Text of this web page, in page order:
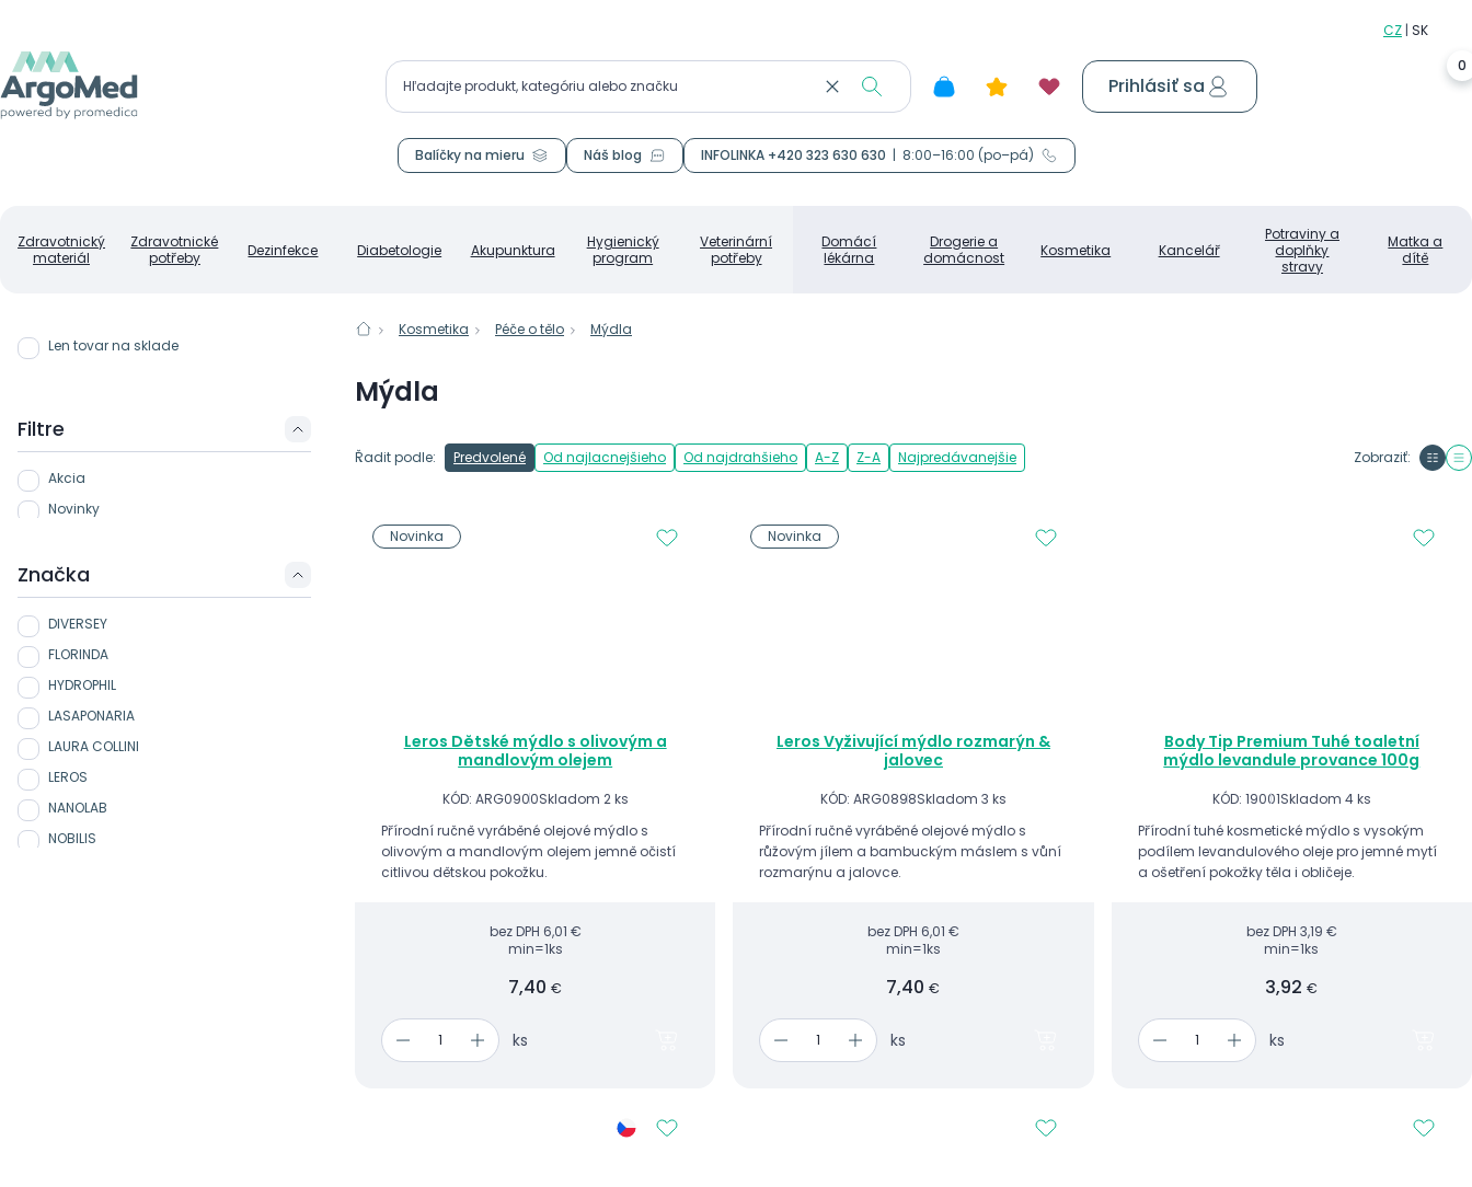
Zdravotnický
materiál
Zdravotnické
potřeby
Dezinfekce Diabetologie Akupunktura
Hygienický
program
Veterinární
potřeby
Domácí
lékárna
Drogerie a
domácnost
Kosmetika Kancelář
Potraviny a
doplňky
stravy
Matka a
dítě
0
Prihlásiť sa
Balíčky na mieru Náš blog INFOLINKA +420 323 630 630 8:00–16:00 (po–pá)
Len tovar na sklade
Filtre
Akcia
Novinky
Značka
DIVERSEY
FLORINDA
HYDROPHIL
LASAPONARIA
LAURA COLLINI
LEROS
NANOLAB
NOBILIS
Kosmetika Péče o tělo Mýdla
Mýdla
Řadit podle: Predvolené Od najlacnejšieho Od najdrahšieho A-Z Z-A Najpredávanejšie Zobraziť:
Leros Dětské mýdlo s olivovým a
mandlovým olejem
KÓD: ARG0900Skladom 2 ks
Přírodní ručně vyráběné olejové mýdlo s
olivovým a mandlovým olejem jemně očistí
citlivou dětskou pokožku.
bez DPH 6,01 €
min=1ks
7,40€
ks
Novinka
Leros Vyživující mýdlo rozmarýn &
jalovec
KÓD: ARG0898Skladom 3 ks
Přírodní ručně vyráběné olejové mýdlo s
růžovým jílem a bambuckým máslem s vůní
rozmarýnu a jalovce.
bez DPH 6,01 €
min=1ks
7,40€
ks
Novinka
Body Tip Premium Tuhé toaletní
mýdlo levandule provance 100g
KÓD: 19001Skladom 4 ks
Přírodní tuhé kosmetické mýdlo s vysokým
podílem levandulového oleje pro jemné mytí
a ošetření pokožky těla i obličeje.
bez DPH 3,19 €
min=1ks
3,92€
ks